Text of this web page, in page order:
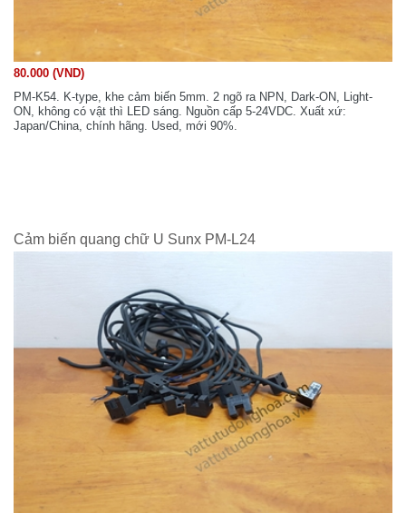
80.000 (VND)
PM-K54. K-type, khe cảm biến 5mm. 2 ngõ ra NPN, Dark-ON, Light-
ON, không có vật thì LED sáng. Nguồn cấp 5-24VDC. Xuất xứ:
Japan/China, chính hãng. Used, mới 90%.
Cảm biến quang chữ U Sunx PM-L24